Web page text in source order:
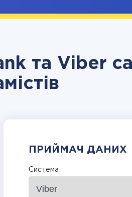
та Viber
ПРИЙМАЧ ДАНИХ
Система